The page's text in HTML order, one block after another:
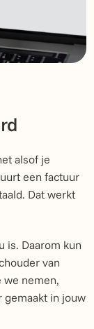
alsof je
een factuur
Dat werkt
is. Daarom kun
van
we nemen,
gemaakt in jouw